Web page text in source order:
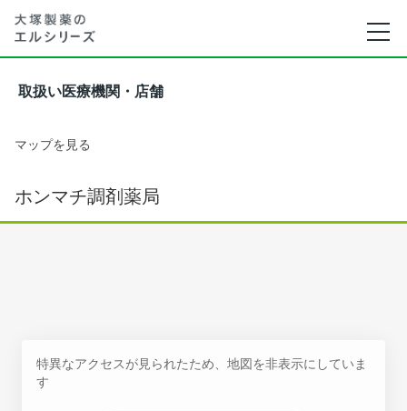
取扱い医療機関・店舗
マップを見る
ホンマチ調剤薬局
特異なアクセスが見られたため、地図を非表示にしていま
す